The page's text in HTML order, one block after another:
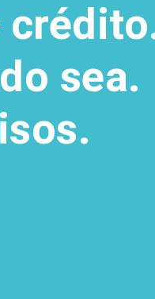
sea.